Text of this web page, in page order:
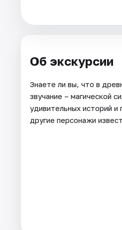
Об экскурсии
Знаете ли вы, что в
звучание – магической
удивительных историй
другие персонажи